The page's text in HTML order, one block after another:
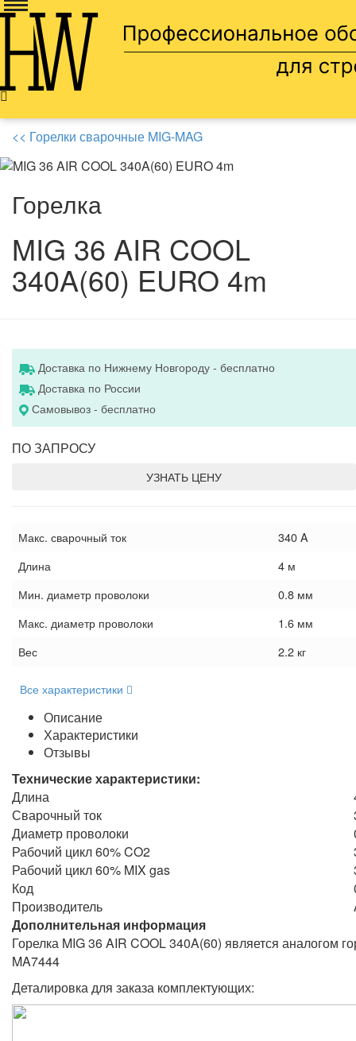
Доставка по всей россии
8 905 669 66 13
<< Горелки сварочные MIG-MAG
Горелка
MIG 36 AIR COOL
340A(60) EURO 4m
Доставка по Нижнему Новгороду - бесплатно
Доставка по России
Самовывоз - бесплатно
ПО ЗАПРОСУ
УЗНАТЬ ЦЕНУ
Макс. сварочный ток
340 A
Длина
4 м
Мин. диаметр проволоки
0.8 мм
Макс. диаметр проволоки
1.6 мм
Вес
2.2 кг
Все характеристики
Описание
Характеристики
Отзывы
Технические характеристики:
Длина
Сварочный ток
Диаметр проволоки
Рабочий цикл 60% CO2
Рабочий цикл 60% MIX gas
Код
Производитель
Дополнительная информация
Горелка MIG 36 AIR COOL 340A(60) является аналогом
MA7444
Деталировка для заказа комплектующих: